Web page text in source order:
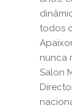
todos
nunca
Salon